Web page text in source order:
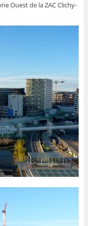
Ouest de la ZAC Clichy-